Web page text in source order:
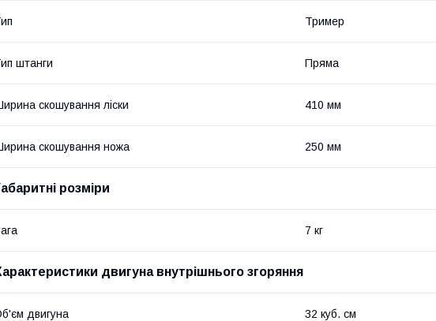
Тример
штанги Пряма
скошування ліски 410 мм
скошування ножа 250 мм
розміри
7 кг
двигуна внутрішнього згоряння
двигуна 32 куб. см